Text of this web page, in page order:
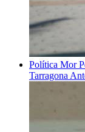
Política Mor
Tarragona